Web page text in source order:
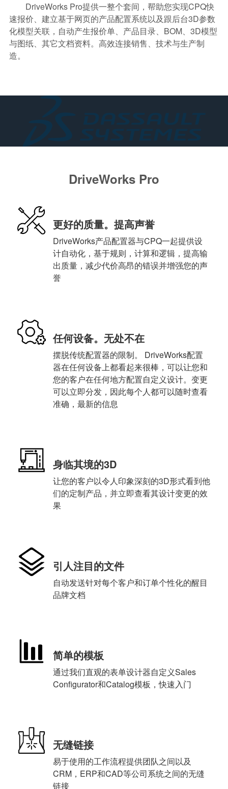
DriveWorks Pro提供一整个套间，帮助您实现CPQ快
速报价、建立基于网页的产品配置系统以及跟后台3D参数
化模型关联，自动产生报价单、产品目录、BOM、3D模型
与图纸、其它文档资料。高效连接销售、技术与生产制
造。
DriveWorks Pro
更好的质量。提高声誉
DriveWorks产品配置器与CPQ一起提供设
计自动化，基于规则，计算和逻辑，提高输
出质量，减少代价高昂的错误并增强您的声
誉
任何设备。无处不在
摆脱传统配置器的限制。 DriveWorks配置
器在任何设备上都看起来很棒，可以让您和
您的客户在任何地方配置自定义设计。变更
可以立即分发，因此每个人都可以随时查看
准确，最新的信息
身临其境的3D
让您的客户以令人印象深刻的3D形式看到他
们的定制产品，并立即查看其设计变更的效
果
引人注目的文件
自动发送针对每个客户和订单个性化的醒目
品牌文档
简单的模板
通过我们直观的表单设计器自定义Sales
Configurator和Catalog模板，快速入门
无缝链接
易于使用的工作流程提供团队之间以及
CRM，ERP和CAD等公司系统之间的无缝
链接